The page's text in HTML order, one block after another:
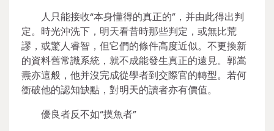
人只能接收“本身懂得的真正的”，并由此得出判
定。時光沖洗下，明天看昔時那些判定，或無比荒
謬，或驚人睿智，但它們的條件高度近似。不更換新
的資料舊常識系統，就不成能發生真正的遠見。郭嵩
燾亦這般，他并沒完成從學者到交際官的轉型。若何
衝破他的認知缺點，對明天的讀者亦有價值。
優良者反不如“摸魚者”